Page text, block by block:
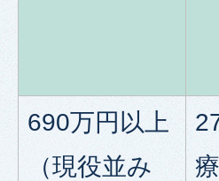
690万円以上
（現役並み